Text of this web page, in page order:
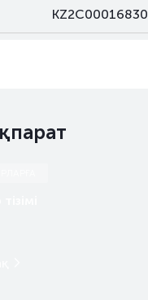
KZ2C00016830